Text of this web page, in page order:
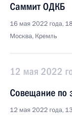
Саммит ОДКБ
16 мая 2022 года,
Москва, Кремль
12 мая 2022
Совещание по
12 мая 2022 года,